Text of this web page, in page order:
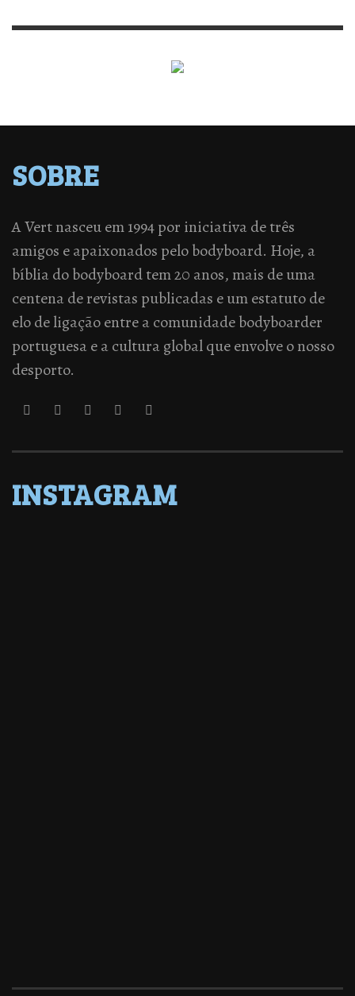
SOBRE
A Vert nasceu em 1994 por iniciativa de três
amigos e apaixonados pelo bodyboard. Hoje, a
bíblia do bodyboard tem 20 anos, mais de uma
centena de revistas publicadas e um estatuto de
elo de ligação entre a comunidade bodyboarder
portuguesa e a cultura global que envolve o nosso
desporto.
INSTAGRAM